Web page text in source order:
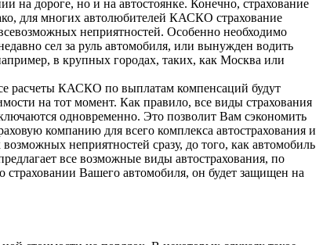
на дороге, но и на автостоянке. Конечно, страхование
для многих автолюбителей КАСКО страхование
неприятностей. Особенно необходимо
сел за руль автомобиля, или вынужден водить
в крупных городах, таких, как Москва или
расчеты КАСКО по выплатам компенсаций будут
на тот момент. Как правило, все виды страхования
одновременно. Это позволит Вам сэкономить
компанию для всего комплекса автострахования и
возможных неприятностей сразу, до того, как автомобиль
все возможные виды автострахования, по
страховании Вашего автомобиля, он будет защищен на